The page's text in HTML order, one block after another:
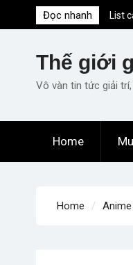
to
Đọc nhanh
List
mỗi
Lời
Thế giới
Vô vàn tin tức giải
Home
Home